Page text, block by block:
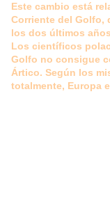
Este cambio está
Corriente del Golfo,
los dos últimos
Los científicos
Golfo no consigue
Ártico. Según los
totalmente, Europa